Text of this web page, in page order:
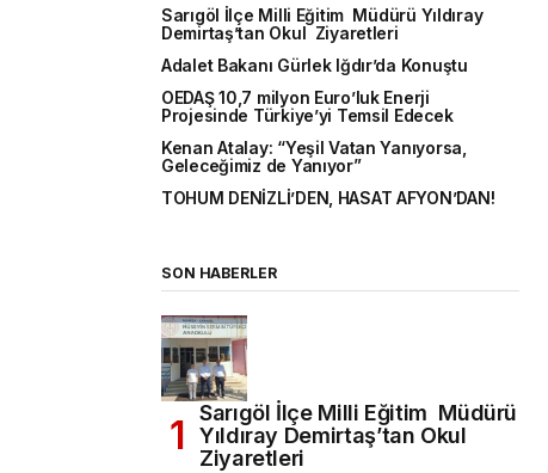
Sarıgöl İlçe Milli Eğitim Müdürü Yıldıray
Demirtaş’tan Okul Ziyaretleri
Adalet Bakanı Gürlek Iğdır’da Konuştu
OEDAŞ 10,7 milyon Euro’luk Enerji
Projesinde Türkiye’yi Temsil Edecek
Kenan Atalay: “Yeşil Vatan Yanıyorsa,
Geleceğimiz de Yanıyor”
TOHUM DENİZLİ’DEN, HASAT AFYON’DAN!
SON HABERLER
Sarıgöl İlçe Milli Eğitim Müdürü
Yıldıray Demirtaş’tan Okul
Ziyaretleri